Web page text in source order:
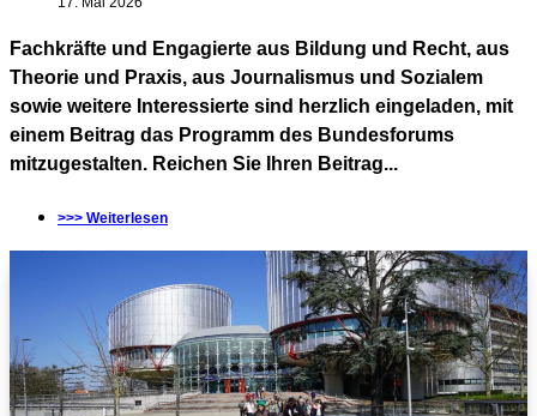
Fachkräfte und Engagierte aus Bildung und Recht, aus
Theorie und Praxis, aus Journalismus und Sozialem
sowie weitere Interessierte sind herzlich eingeladen, mit
einem Beitrag das Programm des Bundesforums
mitzugestalten. Reichen Sie Ihren Beitrag...
>>> Weiterlesen